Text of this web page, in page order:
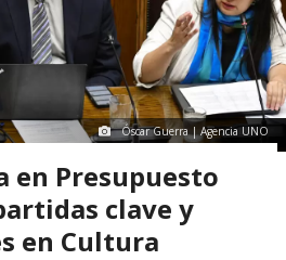
Óscar Guerra | Agencia UNO
en Presupuesto
clave y
en Cultura